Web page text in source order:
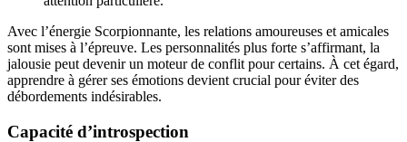
Avec l’énergie Scorpionnante, les relations amoureuses et amicales
sont mises à l’épreuve. Les personnalités plus forte s’affirmant, la
jalousie peut devenir un moteur de conflit pour certains. À cet égard,
apprendre à gérer ses émotions devient crucial pour éviter des
débordements indésirables.
Capacité d’introspection